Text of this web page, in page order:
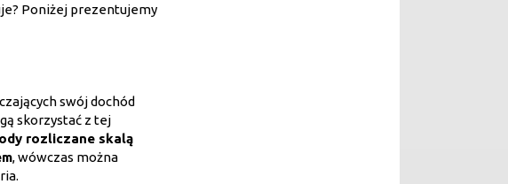
Poniżej prezentujemy
swój dochód
skorzystać z tej
rozliczane skalą
, wówczas można